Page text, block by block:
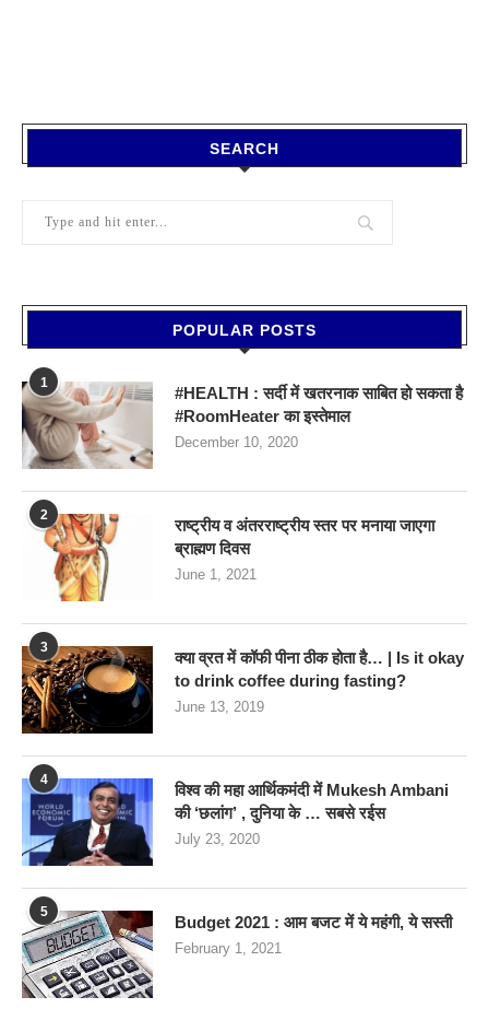
SEARCH
POPULAR POSTS
1
#HEALTH : सर्दी में खतरनाक साबित हो सकता है
#RoomHeater का इस्तेमाल
December 10, 2020
2
राष्ट्रीय व अंतरराष्ट्रीय स्तर पर मनाया जाएगा
ब्राह्मण दिवस
June 1, 2021
3
क्या व्रत में कॉफी पीना ठीक होता है… | Is it okay
to drink coffee during fasting?
June 13, 2019
4
विश्व की महा आर्थिकमंदी में Mukesh Ambani
की ‘छलांग’ , दुनिया के … सबसे रईस
July 23, 2020
5
Budget 2021 : आम बजट में ये महंगी, ये सस्‍ती
February 1, 2021